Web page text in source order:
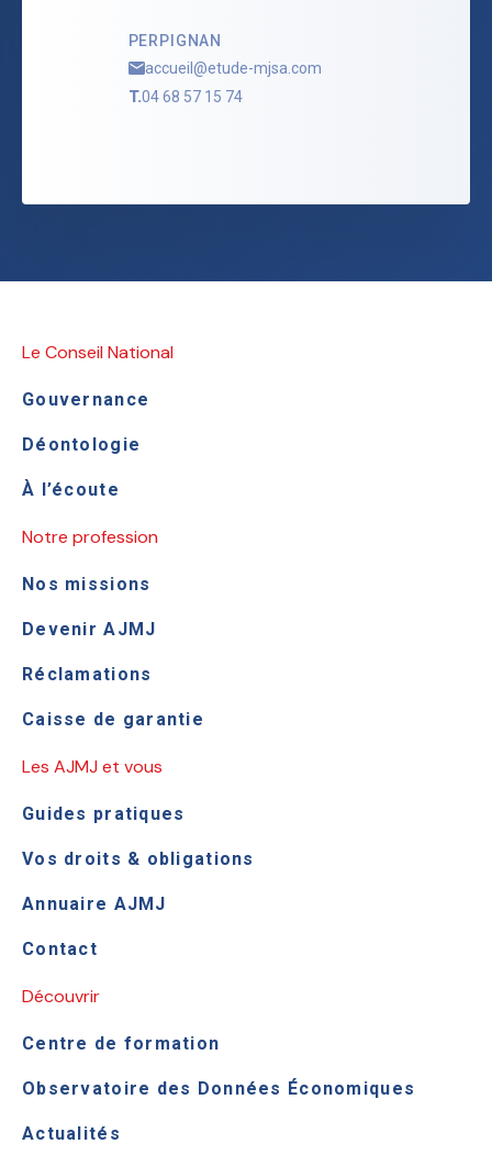
PERPIGNAN
accueil@etude-mjsa.com
T.04 68 57 15 74
Le Conseil National
Gouvernance
Déontologie
À l’écoute
Notre profession
Nos missions
Devenir AJMJ
Réclamations
Caisse de garantie
Les AJMJ et vous
Guides pratiques
Vos droits & obligations
Annuaire AJMJ
Contact
Découvrir
Centre de formation
Observatoire des Données Économiques
Actualités